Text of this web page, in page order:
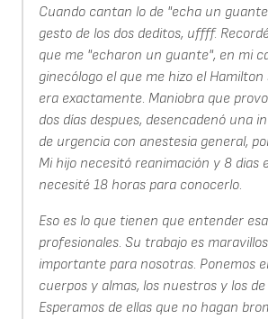
Cuando cantan lo de "echa un
gesto de los dos deditos, uffff.
que me "echaron un guante", en mi
ginecólogo el que me hizo el
era exactamente. Maniobra que
dos días despues, desencadenó una
de urgencia con anestesia general,
Mi hijo necesitó reanimación y 8 dias
necesité 18 horas para conocerlo.
Eso es lo que tienen que entender
profesionales. Su trabajo es
importante para nosotras. Ponemos
cuerpos y almas, los nuestros y los
Esperamos de ellas que no hagan